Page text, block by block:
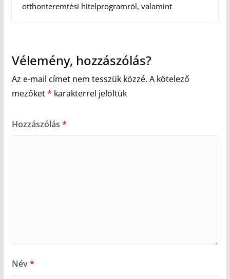
otthonteremtési hitelprogramról, valamint
Vélemény, hozzászólás?
Az e-mail címet nem tesszük közzé. A kötelező
mezőket* karakterrel jelöltük
Hozzászólás *
Név*